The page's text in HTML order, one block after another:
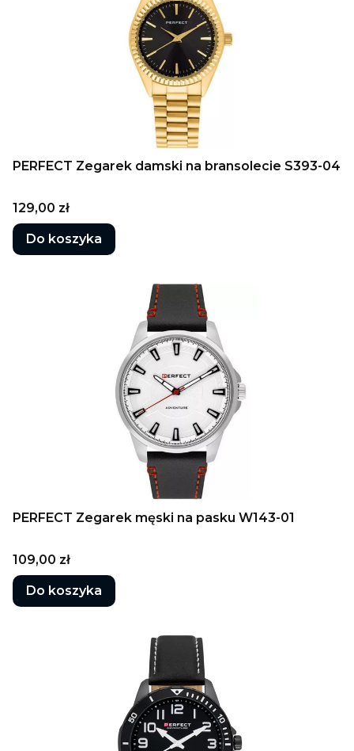
PERFECT Zegarek damski na bransolecie S393-04
Cena
129,00 zł
Do koszyka
PERFECT Zegarek męski na pasku W143-01
Cena
109,00 zł
Do koszyka